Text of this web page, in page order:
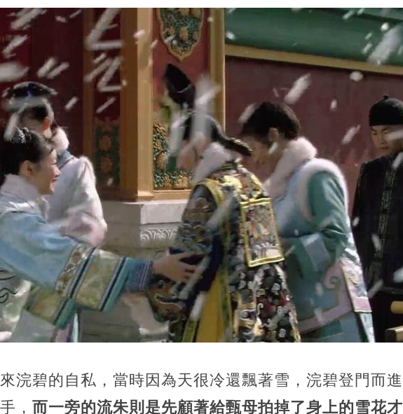
浣碧的自私，當時因為天很冷還飄著雪，浣碧登門而進
， 而一旁的流朱則是先顧著給甄母拍掉了身上的雪花才